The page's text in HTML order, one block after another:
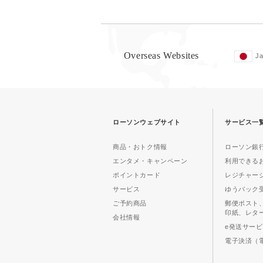
Overseas Websites
ローソンウェブサイト
商品・おトク情報
エンタメ・キャンペーン
ポイントカード
サービス
ご予約商品
会社情報
サービス一
ローソン銀
利用できる
レジチャー
ゆうパック
郵便ポスト
印紙、レタ
e発送サー
電子決済（